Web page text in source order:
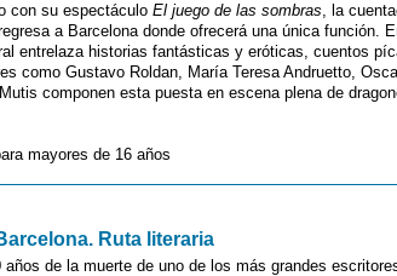
con su espectáculo El juego de las sombras, la
a Barcelona donde ofrecerá una única función.
entrelaza historias fantásticas y eróticas, cuentos
como Gustavo Roldan, María Teresa Andruetto,
componen esta puesta en escena plena de
mayores de 16 años
Ruta literaria
de la muerte de uno de los más grandes